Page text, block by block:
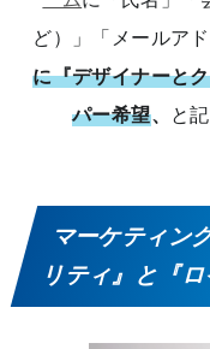
ど）」「メールア
に『デザイナーと
パー希望、 と
マーケティン
リティ』と『